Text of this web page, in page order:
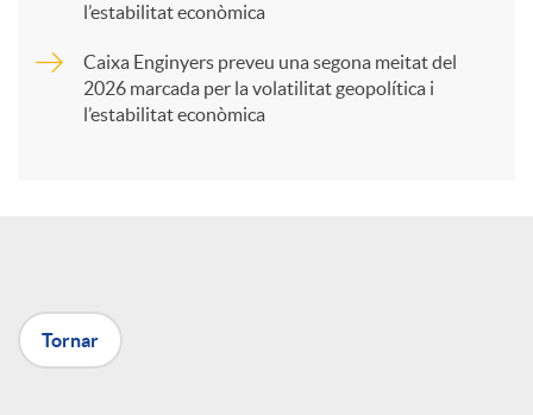
X
l’estabilitat econòmica
Caixa Enginyers preveu una segona meitat del
2026 marcada per la volatilitat geopolítica i
l’estabilitat econòmica
Tornar